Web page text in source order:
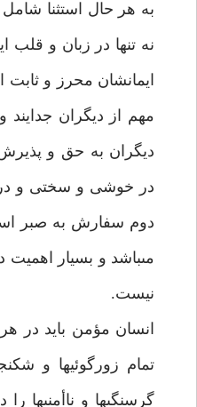
به هر حال استثنا
نه تنها در زبان و قلب
ايمانشان محرز و
مهم از ديگران
ديگران به حق و
در خوشى و سختى و
دوم سفارش به صبر
مى‏باشد و بسيار اهميت
نيست.
انسان مؤمن بايد در
تمام زورگوئيها و
گرسنگى‏ها و ناأمنى‏ها